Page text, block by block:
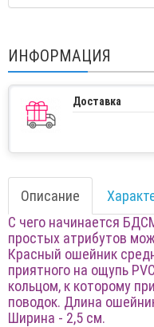
ИНФОРМАЦИЯ
Доставка
Описание
С чего начинается
простых атрибутов
Красный ошейник
приятного на ощупь
кольцом, к которому
поводок. Длина
Ширина - 2,5 см.